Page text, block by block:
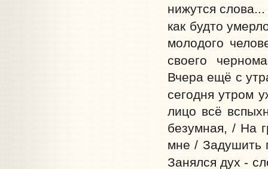
нижутся слова...
как будто
молодого
своего
Вчера ещё с
сегодня утром
лицо всё
безумная, / На
мне / Задушить
Занялся дух -